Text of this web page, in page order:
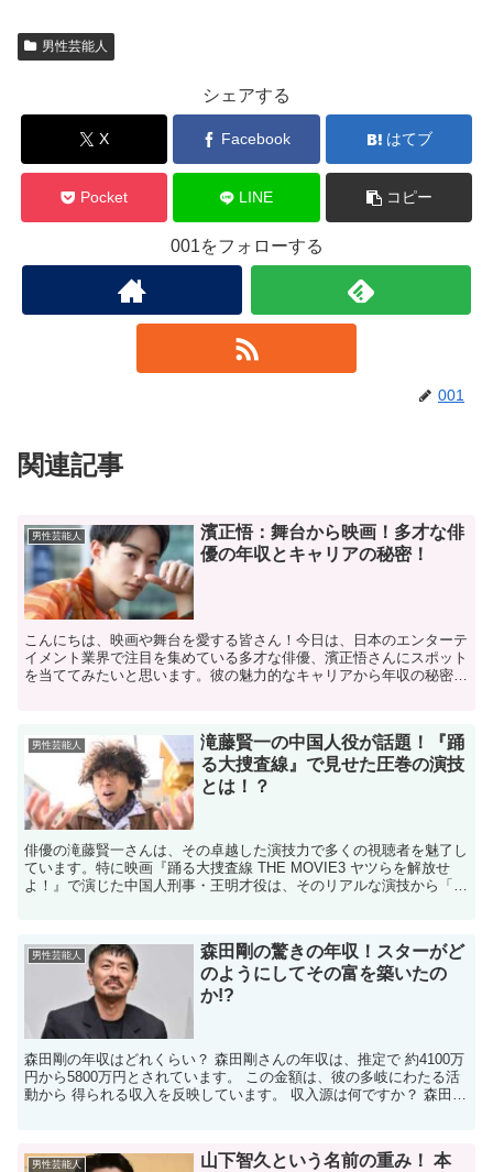
男性芸能人
シェアする
X Facebook はてブ
Pocket LINE コピー
001をフォローする
001
関連記事
男性芸能人
濱正悟：舞台から映画！多才な俳
優の年収とキャリアの秘密！
こんにちは、映画や舞台を愛する皆さん！今日は、日本のエンターテ
イメント業界で注目を集めている多才な俳優、濱正悟さんにスポット
を当ててみたいと思います。彼の魅力的なキャリアから年収の秘密ま
男性芸能人
滝藤賢一の中国人役が話題！『踊
る大捜査線』で見せた圧巻の演技
とは！？
俳優の滝藤賢一さんは、その卓越した演技力で多くの視聴者を魅了し
ています。特に映画『踊る大捜査線 THE MOVIE3 ヤツらを解放せ
よ！』で演じた中国人刑事・王明才役は、そのリアルな演技から「本
男性芸能人
森田剛の驚きの年収！スターがど
のようにしてその富を築いたの
か!?
森田剛の年収はどれくらい？ 森田剛さんの年収は、推定で 約4100万
円から5800万円とされています。 この金額は、彼の多岐にわたる活
動から 得られる収入を反映しています。 収入源は何ですか？ 森田剛
男性芸能人
山下智久という名前の重み！ 本